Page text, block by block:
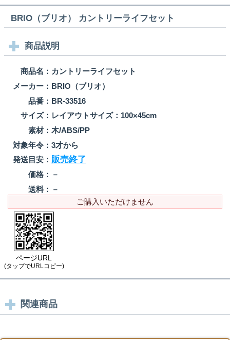
BRIO（ブリオ） カントリーライフセット
商品説明
商品名： カントリーライフセット
メーカー： BRIO（ブリオ）
品番： BR-33516
サイズ： レイアウトサイズ：100×45cm
素材： 木/ABS/PP
対象年令： 3才から
発送目安： 販売終了
価格： －
送料： －
ご購入いただけません
ページURL
(タップでURLコピー)
関連商品